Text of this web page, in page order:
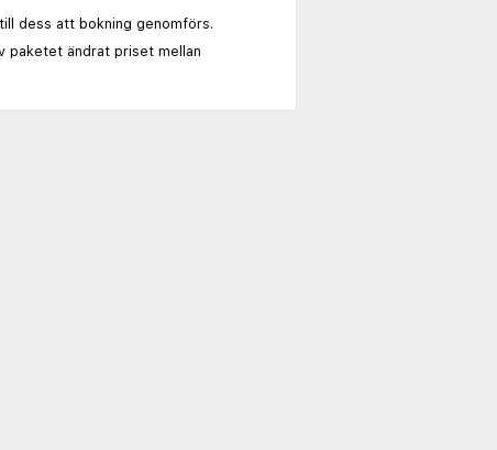
dess att bokning genomförs.
paketet ändrat priset mellan